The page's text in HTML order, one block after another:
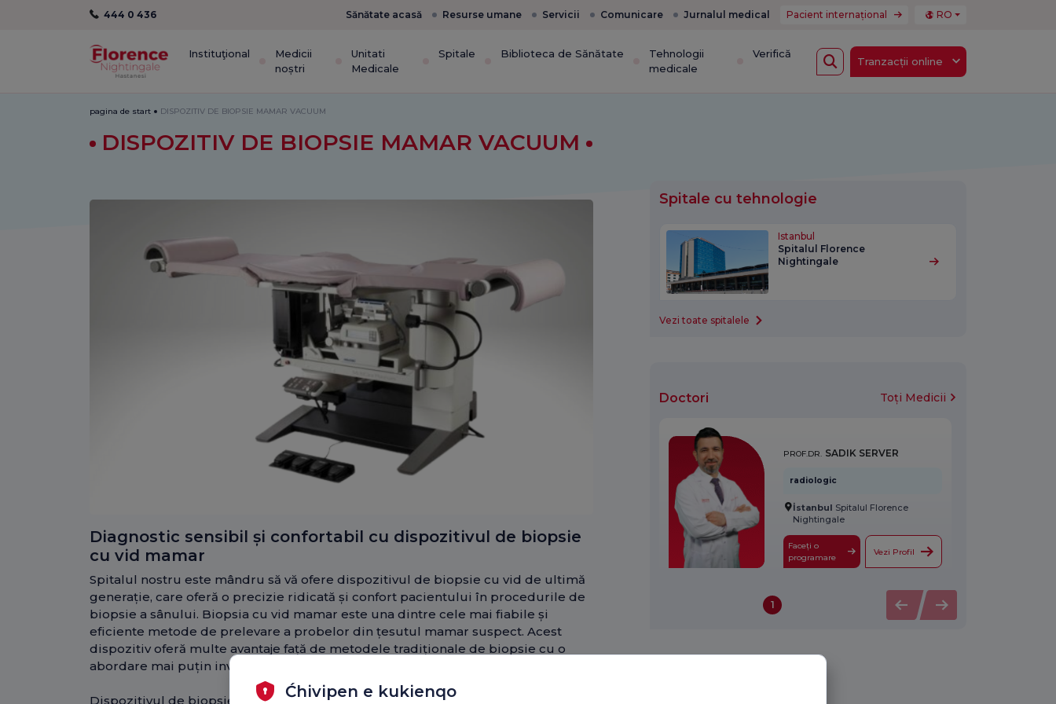
444 0 436 Sănătate acasă Resurse umane Servicii Comunicare Jurnalul medical Pacient internațional RO
Instituţional
Medicii
noștri
Unitati
Medicale
Spitale Biblioteca de Sănătate
Tehnologii
medicale
Verifică
Tranzacții online
pagina de start DISPOZITIV DE BIOPSIE MAMAR VACUUM
DISPOZITIV DE BIOPSIE MAMAR VACUUM
Diagnostic sensibil și confortabil cu dispozitivul de biopsie
cu vid mamar
Spitalul nostru este mândru să vă ofere dispozitivul de biopsie cu vid de ultimă
generație, care oferă o precizie ridicată și confort pacientului în procedurile de
biopsie a sânului. Biopsia cu vid mamar este una dintre cele mai fiabile și
eficiente metode de prelevare a probelor din țesutul mamar suspect. Acest
dispozitiv oferă multe avantaje față de metodele tradiționale de biopsie cu o
abordare mai puțin invazivă.
Dispozitivul de biopsie în vid preia o probă dintr-o zonă mică de țesut mamar,
Spitale cu tehnologie
Istanbul
Spitalul Florence
Nightingale
Vezi toate spitalele
Doctori Toți Medicii
PROF.DR. SADIK SERVER
radiologic
İstanbul Spitalul Florence
Nightingale
Faceți o
programare
Vezi Profil
1
Ćhivipen e kukienqo